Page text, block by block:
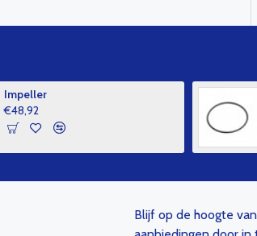
Impeller
€48,92
Blijf op de hoogte